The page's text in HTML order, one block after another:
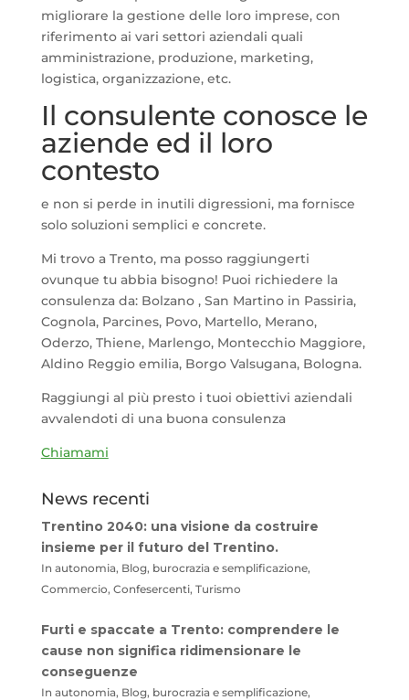
migliorare la gestione delle loro imprese, con
riferimento ai vari settori aziendali quali
amministrazione, produzione, marketing,
logistica, organizzazione, etc.
Il consulente conosce le
aziende ed il loro
contesto
e non si perde in inutili digressioni, ma fornisce
solo soluzioni semplici e concrete.
Mi trovo a Trento, ma posso raggiungerti
ovunque tu abbia bisogno! Puoi richiedere la
consulenza da: Bolzano , San Martino in Passiria,
Cognola, Parcines, Povo, Martello, Merano,
Oderzo, Thiene, Marlengo, Montecchio Maggiore,
Aldino Reggio emilia, Borgo Valsugana, Bologna.
Raggiungi al più presto i tuoi obiettivi aziendali
avvalendoti di una buona consulenza
Chiamami
News recenti
Trentino 2040: una visione da costruire
insieme per il futuro del Trentino.
In autonomia, Blog, burocrazia e semplificazione,
Commercio, Confesercenti, Turismo
Furti e spaccate a Trento: comprendere le
cause non significa ridimensionare le
conseguenze
In autonomia, Blog, burocrazia e semplificazione,